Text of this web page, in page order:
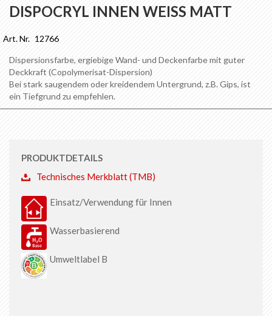
DISPOCRYL INNEN WEISS MATT
Art. Nr. 12766
Anfang
der
springen
PRODUKTDETAILS
Technisches Merkblatt (TMB)
Einsatz/Verwendung für Innen
Wasserbasierend
Umweltlabel B
Dispersionsfarbe, ergiebige Wand- und Deckenfarbe mit guter
Deckkraft (Copolymerisat-Dispersion)
Bei stark saugendem oder kreidendem Untergrund, z.B. Gips, ist
ein Tiefgrund zu empfehlen.